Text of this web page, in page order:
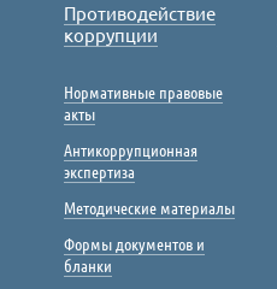
Противодействие
коррупции
Нормативные правовые
акты
Антикоррупционная
экспертиза
Методические материалы
Формы документов и
бланки